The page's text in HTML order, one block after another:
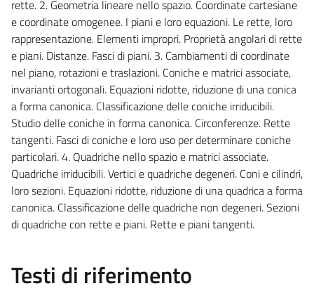
rette. 2. Geometria lineare nello spazio. Coordinate cartesiane
e coordinate omogenee. I piani e loro equazioni. Le rette, loro
rappresentazione. Elementi impropri. Proprietà angolari di rette
e piani. Distanze. Fasci di piani. 3. Cambiamenti di coordinate
nel piano, rotazioni e traslazioni. Coniche e matrici associate,
invarianti ortogonali. Equazioni ridotte, riduzione di una conica
a forma canonica. Classificazione delle coniche irriducibili.
Studio delle coniche in forma canonica. Circonferenze. Rette
tangenti. Fasci di coniche e loro uso per determinare coniche
particolari. 4. Quadriche nello spazio e matrici associate.
Quadriche irriducibili. Vertici e quadriche degeneri. Coni e cilindri,
loro sezioni. Equazioni ridotte, riduzione di una quadrica a forma
canonica. Classificazione delle quadriche non degeneri. Sezioni
di quadriche con rette e piani. Rette e piani tangenti.
Testi di riferimento